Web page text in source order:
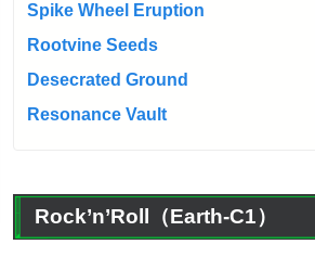
Spike Wheel Eruption
Rootvine Seeds
Desecrated Ground
Resonance Vault
Rock’n’Roll（Earth-C1）